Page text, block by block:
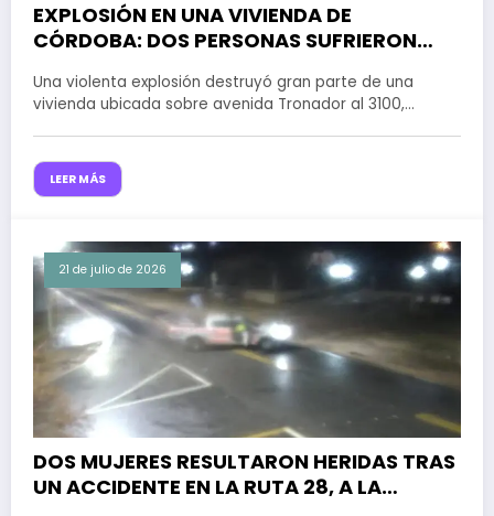
28 de julio de 2026
EXPLOSIÓN EN UNA VIVIENDA DE
CÓRDOBA: DOS PERSONAS SUFRIERON
QUEDÓ REGISTRADO POR UNA CÁMARA
Una violenta explosión destruyó gran parte de una
vivienda ubicada sobre avenida Tronador al 3100,…
LEER MÁS
21 de julio de 2026
DOS MUJERES RESULTARON HERIDAS TRAS
UN ACCIDENTE EN LA RUTA 28, A LA